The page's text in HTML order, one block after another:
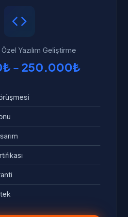
olarak giderilir.
Yazılım Geliştirme
- 250.000₺